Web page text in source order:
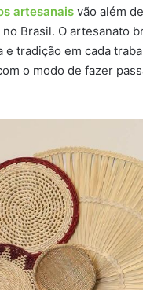
artesanais vão além
Brasil. O artesanato
e tradição em cada
o modo de fazer